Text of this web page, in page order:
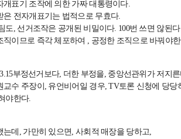
개표기 조작에 의한 가짜 대통령이다.
은 전자개표기는 법적으로 무효다.
도, 선거조작은 공개된 비밀이다. 100번 쓰면 않된
직이므로 즉각 체포하여 , 공정한 조직으로 바꿔야
부정선거보다, 더한 부정을, 중앙선관위가 저지
교수 주장이, 유언비어일 경우, TV토론 신청에 당당
야한다.
는데, 가만히 있으면, 사회적 매장을 당하고,